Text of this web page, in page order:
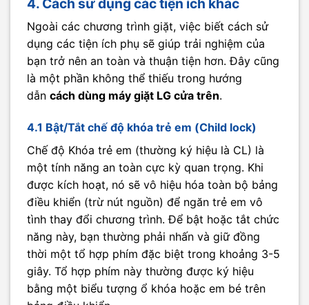
Ngoài các chương trình giặt, việc biết cách sử
dụng các tiện ích phụ sẽ giúp trải nghiệm của
bạn trở nên an toàn và thuận tiện hơn. Đây cũng
là một phần không thể thiếu trong hướng
dẫn cách dùng máy giặt LG cửa trên.
4.1 Bật/Tắt chế độ khóa trẻ em (Child lock)
Chế độ Khóa trẻ em (thường ký hiệu là CL) là
một tính năng an toàn cực kỳ quan trọng. Khi
được kích hoạt, nó sẽ vô hiệu hóa toàn bộ bảng
điều khiển (trừ nút nguồn) để ngăn trẻ em vô
tình thay đổi chương trình. Để bật hoặc tắt chức
năng này, bạn thường phải nhấn và giữ đồng
thời một tổ hợp phím đặc biệt trong khoảng 3-5
giây. Tổ hợp phím này thường được ký hiệu
bằng một biểu tượng ổ khóa hoặc em bé trên